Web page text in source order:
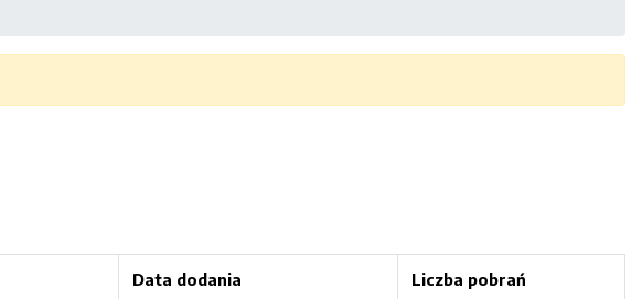
Data dodania Liczba pobrań